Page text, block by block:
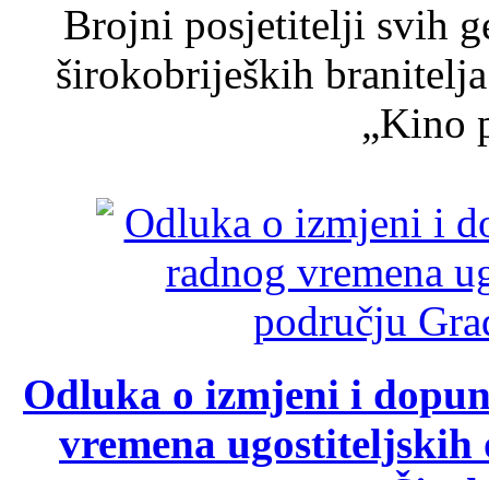
Brojni posjetitelji svih
širokobrijeških
„Kino
Odluka o izmjeni i
vremena